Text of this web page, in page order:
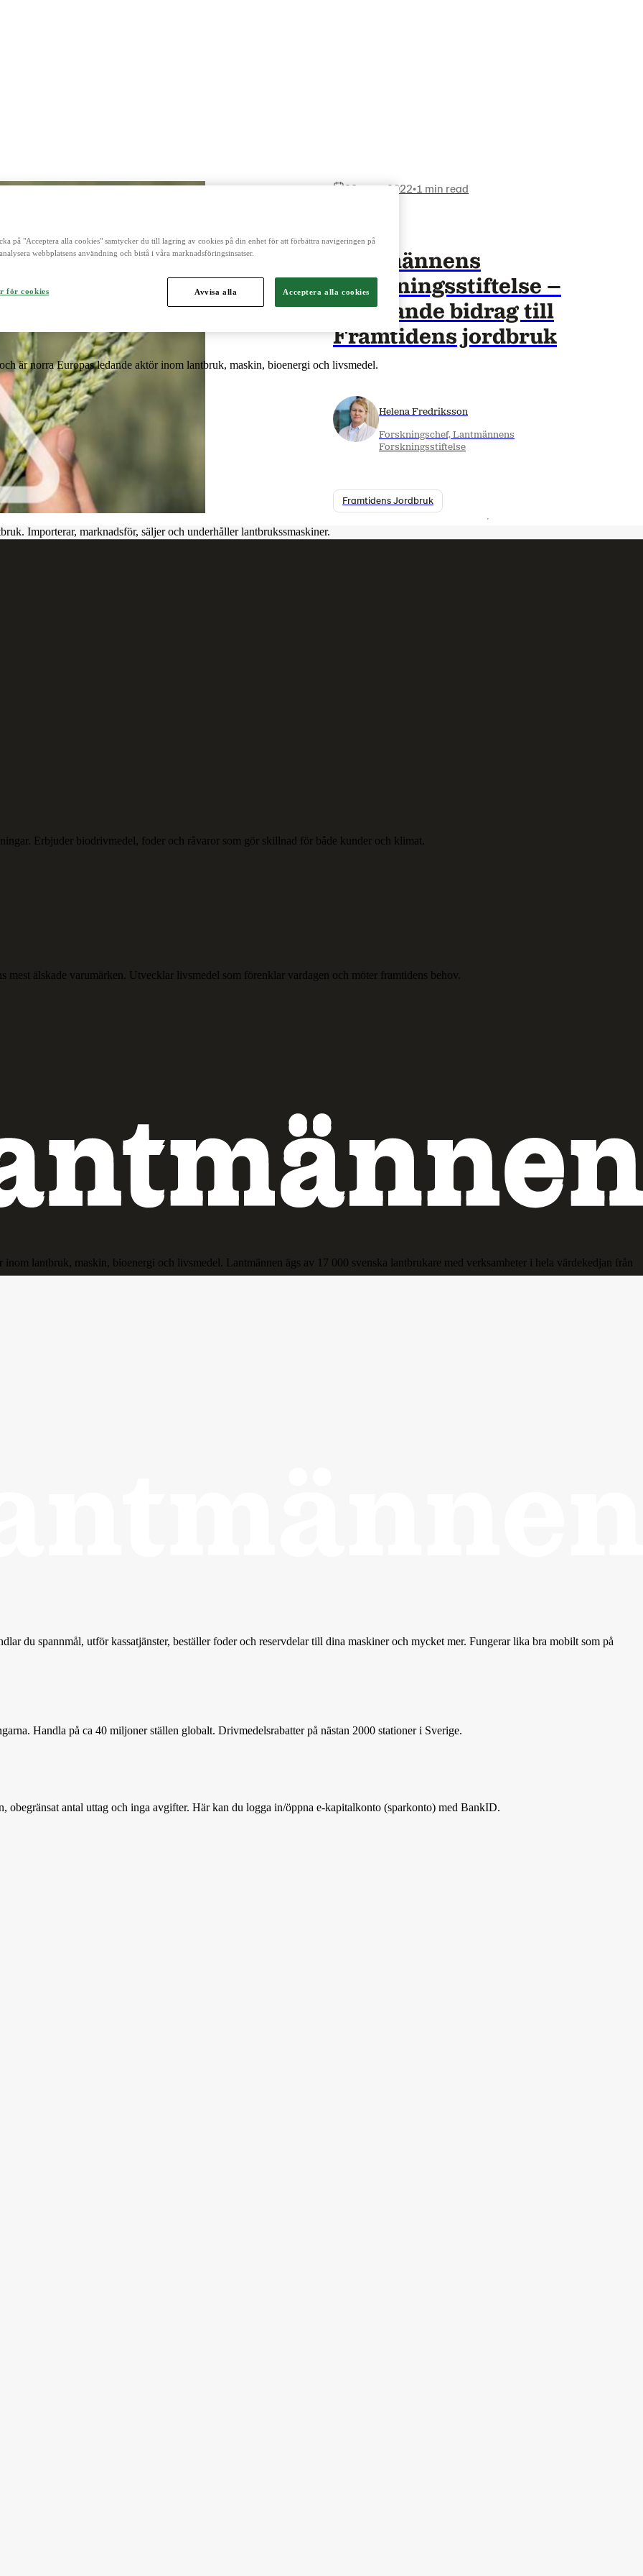
är norra Europas ledande aktör inom lantbruk, maskin, bioenergi och livsmedel.
Importerar, marknadsför, säljer och underhåller lantbrukssmaskiner.
Erbjuder biodrivmedel, foder och råvaror som gör skillnad för både kunder och klimat.
älskade varumärken. Utvecklar livsmedel som förenklar vardagen och möter framtidens behov.
lantbruk, maskin, bioenergi och livsmedel. Lantmännen ägs av 17 000 svenska lantbrukare med verksamheter i hela värdekedjan från
du spannmål, utför kassatjänster, beställer foder och reservdelar till dina maskiner och mycket mer. Fungerar lika bra mobilt som på
Handla på ca 40 miljoner ställen globalt. Drivmedelsrabatter på nästan 2000 stationer i Sverige.
obegränsat antal uttag och inga avgifter. Här kan du logga in/öppna e-kapitalkonto (sparkonto) med BankID.
23 mars 2022•1 min read
Lantmännens
Forskningsstiftelse –
avgörande bidrag till
Framtidens jordbruk
Helena Fredriksson
Forskningschef, Lantmännens
Forskningsstiftelse
Framtidens Jordbruk
på "Acceptera alla cookies" samtycker du till lagring av cookies på din enhet för att förbättra navigeringen på
webbplatsens användning och bistå i våra marknadsföringsinsatser.
för cookies Avvisa alla Acceptera alla cookies